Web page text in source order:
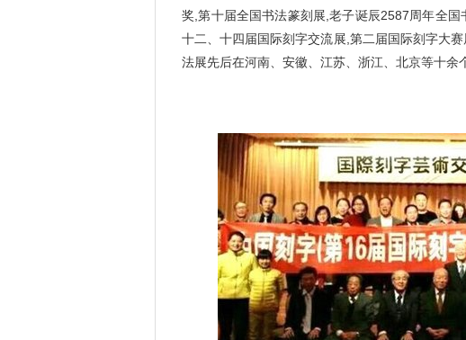
奖,第十届全国书法篆刻展,老子诞辰2587周年全
十二、十四届国际刻字交流展,第二届国际刻字大
法展先后在河南、安徽、江苏、浙江、北京等十余